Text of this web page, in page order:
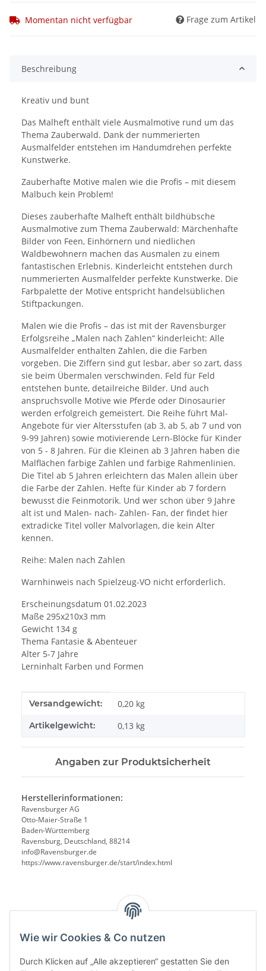
Wie wir Cookies & Co nutzen
Durch Klicken auf „Alle akzeptieren“ gestatten Sie den
Momentan nicht verfügbar Frage zum Artikel
Beschreibung
Kreativ und bunt
Das Malheft enthält viele Ausmalmotive rund um das
Thema Zauberwald. Dank der nummerierten
Ausmalfelder entstehen im Handumdrehen perfekte
Kunstwerke.
Zauberhafte Motive malen wie die Profis – mit diesem
Malbuch kein Problem!
Dieses zauberhafte Malheft enthält bildhübsche
Ausmalmotive zum Thema Zauberwald: Märchenhafte
Bilder von Feen, Einhörnern und niedlichen
Waldbewohnern machen das Ausmalen zu einem
fantastischen Erlebnis. Kinderleicht entstehen durch
nummerierten Ausmalfelder perfekte Kunstwerke. Die
Farbpalette der Motive entspricht handelsüblichen
Stiftpackungen.
Malen wie die Profis – das ist mit der Ravensburger
Erfolgsreihe „Malen nach Zahlen“ kinderleicht: Alle
Ausmalfelder enthalten Zahlen, die die Farben
vorgeben. Die Ziffern sind gut lesbar, aber so zart, dass
sie beim Übermalen verschwinden. Feld für Feld
entstehen bunte, detailreiche Bilder. Und auch
anspruchsvolle Motive wie Pferde oder Dinosaurier
werden erfolgreich gemeistert. Die Reihe führt Mal-
Angebote für vier Altersstufen (ab 3, ab 5, ab 7 und von
9-99 Jahren) sowie motivierende Lern-Blöcke für Kinder
von 5 - 8 Jahren. Für die Kleinen ab 3 Jahren haben die
Malflächen farbige Zahlen und farbige Rahmenlinien.
Die Titel ab 5 Jahren erleichtern das Malen allein über
die Farbe der Zahlen. Hefte für Kinder ab 7 fordern
bewusst die Feinmotorik. Und wer schon über 9 Jahre
alt ist und Malen- nach- Zahlen- Fan, der findet hier
extradicke Titel voller Malvorlagen, die kein Alter
kennen.
Reihe: Malen nach Zahlen
Warnhinweis nach Spielzeug-VO nicht erforderlich.
Erscheinungsdatum 01.02.2023
Maße 295x210x3 mm
Gewicht 134 g
Thema Fantasie & Abenteuer
Alter 5-7 Jahre
Lerninhalt Farben und Formen
Produkteigenschaft
Wert
Versandgewicht: 0,20 kg
Artikelgewicht: 0,13 kg
Angaben zur Produktsicherheit
Herstellerinformationen:
Ravensburger AG
Otto-Maier-Straße 1
Baden-Württemberg
Ravensburg, Deutschland, 88214
info@Ravensburger.de
https://www.ravensburger.de/start/index.html
Benachrichtigen, wenn verfügbar